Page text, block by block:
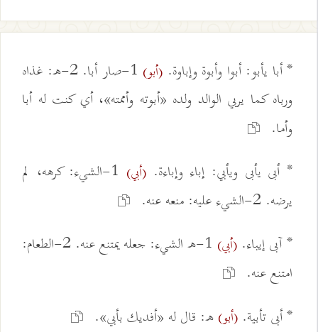
* أبا يأبو: أبوا وأبوة وإباوة. (أبو)
1-صار أبا. 2-ه: غذاه
ورباه كما يربي الوالد ولده «أبوته وأممته»، أي كنت له أبا
وأما.
* أبى يأبى ويأبي: إباء وإباءة. (أبي)
1-الشيء: كرهه، لم
يرضه. 2-الشيء عليه: منعه عنه.
* آبى إيباء. (أبي)
1-ه الشيء: جعله يمتنع عنه. 2-الطعام:
امتنع عنه.
* أبى تأبية. (أبو)ه: قال له «أفديك بأبي».